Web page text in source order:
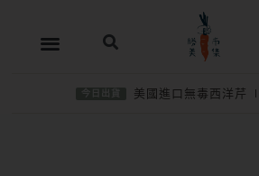
美國進口無毒西洋芹